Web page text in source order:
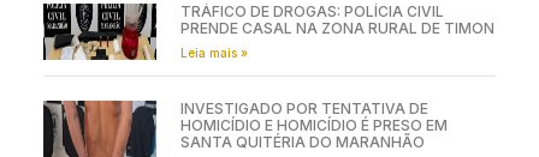
TRÁFICO DE DROGAS: POLÍCIA CIVIL
PRENDE CASAL NA ZONA RURAL DE TIMON
Leia mais »
INVESTIGADO POR TENTATIVA DE
HOMICÍDIO E HOMICÍDIO É PRESO EM
SANTA QUITÉRIA DO MARANHÃO